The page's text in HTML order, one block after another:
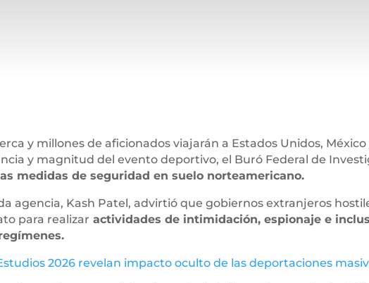
y millones de aficionados viajarán a Estados Unidos,
y magnitud del evento deportivo, el Buró Federal de
medidas de seguridad en suelo norteamericano.
agencia, Kash Patel, advirtió que gobiernos extranjeros
para realizar actividades de intimidación, espionaje e
2026 revelan impacto oculto de las deportaciones